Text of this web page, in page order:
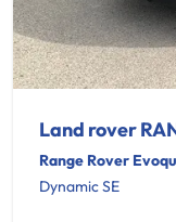
Land rover
Range Rover
Dynamic SE